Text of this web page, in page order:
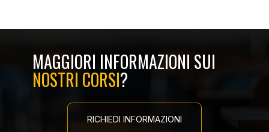
MAGGIORI INFORMAZIONI SUI
NOSTRI CORSI?
RICHIEDI INFORMAZIONI